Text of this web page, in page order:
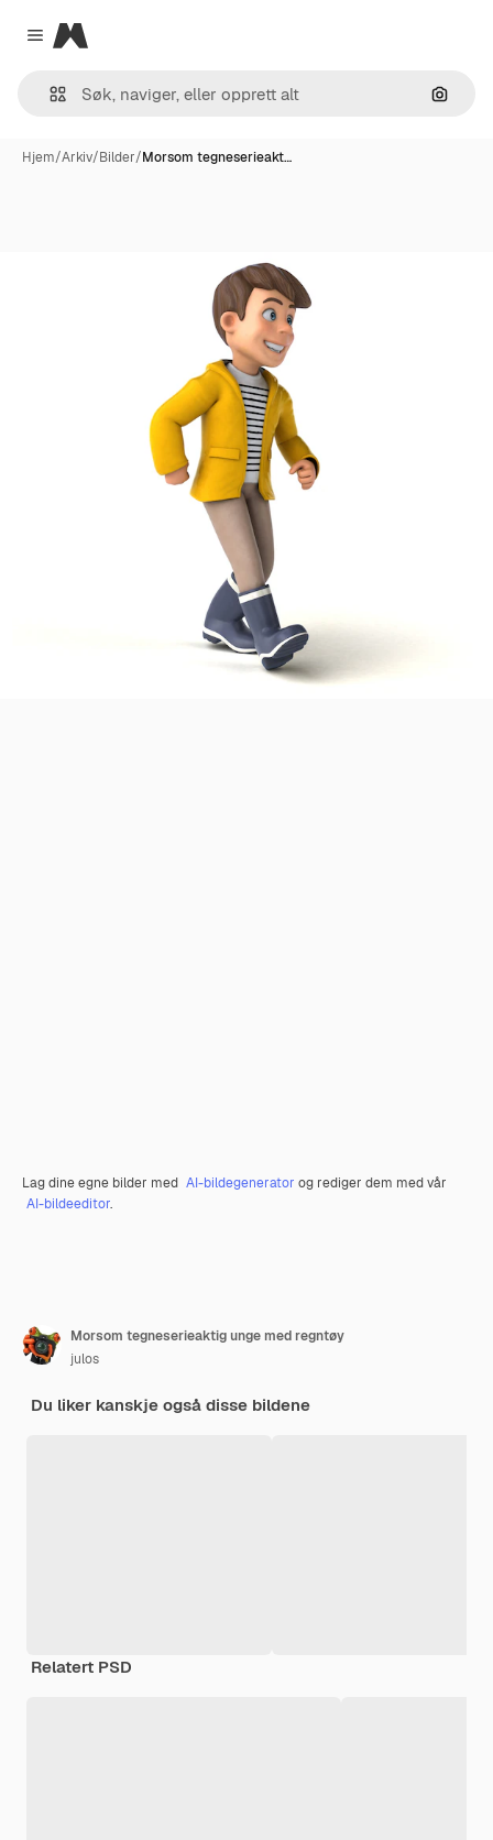
Close menu
Magnific
Søk
Hjem/Arkiv/Bilder/Morsom tegneserieakt…
Lag dine egne bilder med AI-bildegenerator og rediger dem med vår
AI-bildeeditor.
Morsom tegneserieaktig unge med regntøy
julos
Du liker kanskje også disse bildene
Relatert PSD